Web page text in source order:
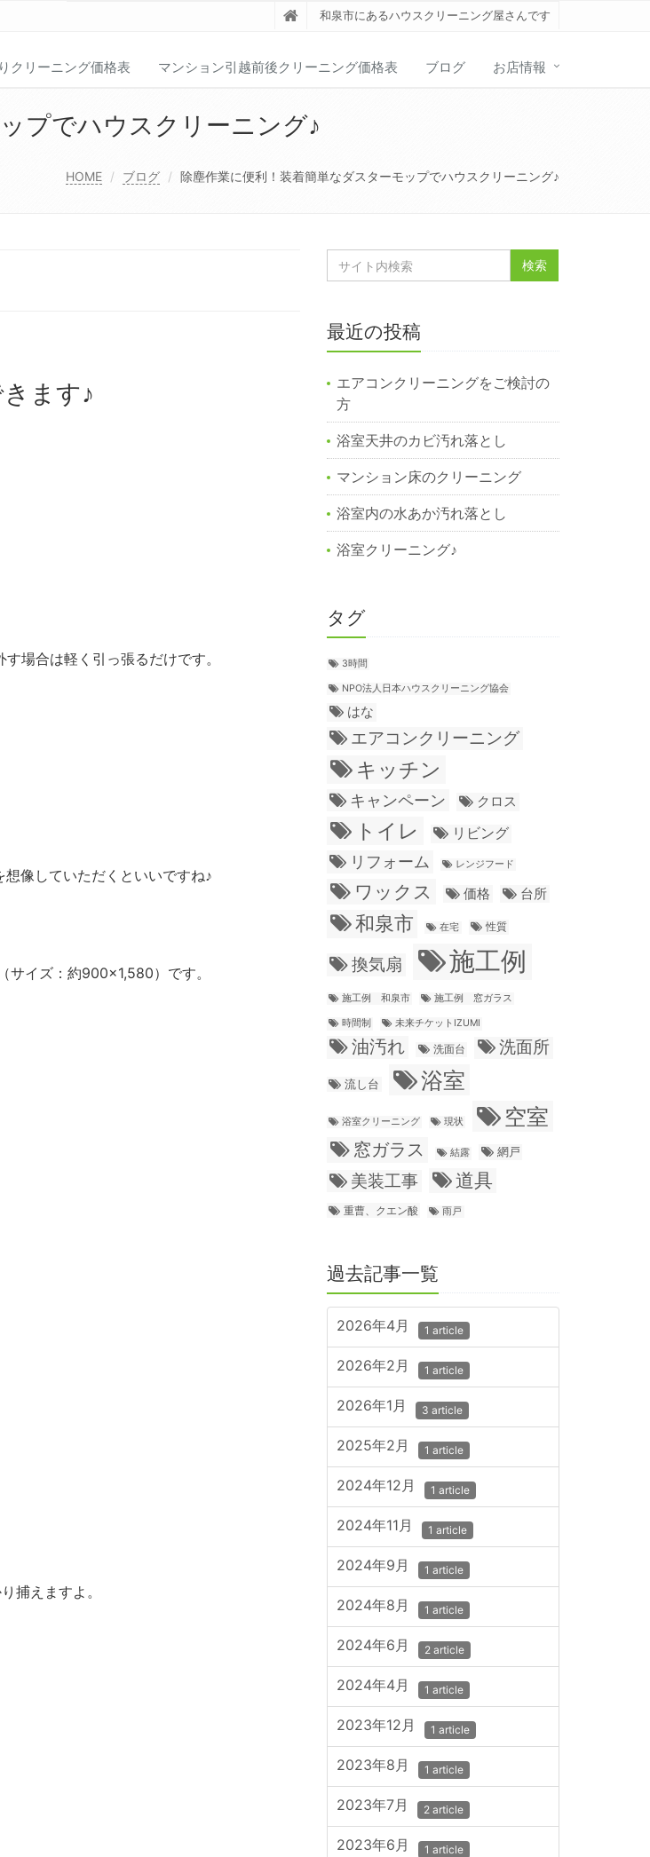
和泉市にあるハウスクリーニング屋さんです
クリーニング価格表 マンション引越前後クリーニング価格表 ブログ お店情報
プでハウスクリーニング♪
HOME ブログ 除塵作業に便利！装着簡単なダスターモップでハウスクリーニング♪
ます♪
場合は軽く引っ張るだけです。
像していただくといいですね♪
イズ：約900×1,580）です。
捕えますよ。
最近の投稿
エアコンクリーニングをご検討の
方
浴室天井のカビ汚れ落とし
マンション床のクリーニング
浴室内の水あか汚れ落とし
浴室クリーニング♪
タグ
3時間
NPO法人日本ハウスクリーニング協会
はな
エアコンクリーニング
キッチン
キャンペーン クロス
トイレ リビング
リフォーム レンジフード
ワックス 価格 台所
和泉市 在宅 性質
換気扇 施工例
施工例 和泉市 施工例 窓ガラス
時間制 未来チケットIZUMI
油汚れ 洗面台 洗面所
流し台 浴室
浴室クリーニング 現状 空室
窓ガラス 結露 網戸
美装工事 道具
重曹、クエン酸 雨戸
過去記事一覧
2026年4月 1 article
2026年2月 1 article
2026年1月 3 article
2025年2月 1 article
2024年12月 1 article
2024年11月 1 article
2024年9月 1 article
2024年8月 1 article
2024年6月 2 article
2024年4月 1 article
2023年12月 1 article
2023年8月 1 article
2023年7月 2 article
2023年6月 1 article